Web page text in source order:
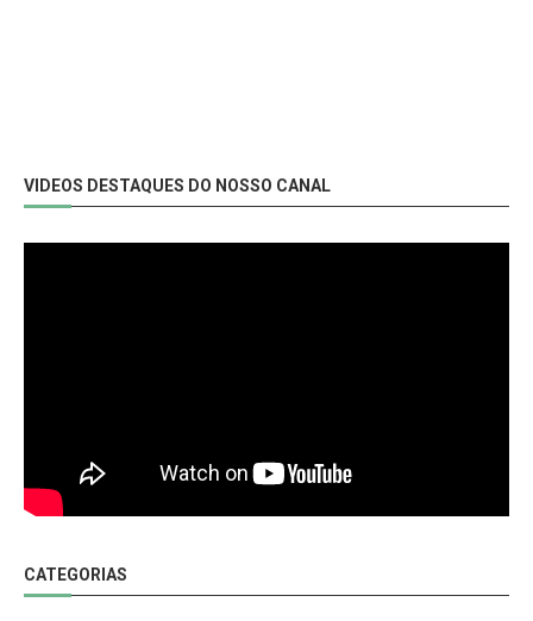
VIDEOS DESTAQUES DO NOSSO CANAL
CATEGORIAS